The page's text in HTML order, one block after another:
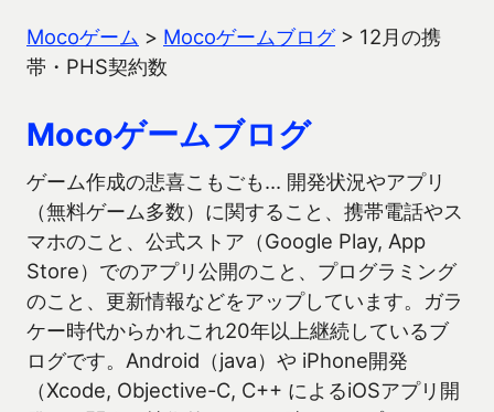
Mocoゲーム > Mocoゲームブログ> 12月の携
帯・PHS契約数
Mocoゲームブログ
ゲーム作成の悲喜こもごも… 開発状況やアプリ
（無料ゲーム多数）に関すること、携帯電話やス
マホのこと、公式ストア（Google Play, App
Store）でのアプリ公開のこと、プログラミング
のこと、更新情報などをアップしています。ガラ
ケー時代からかれこれ20年以上継続しているブ
ログです。Android（java）や iPhone開発
（Xcode, Objective-C, C++ によるiOSアプリ開